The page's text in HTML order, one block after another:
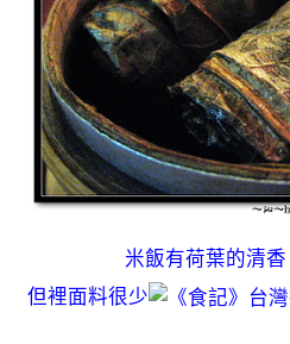
米飯有荷葉的清
但裡面料很少